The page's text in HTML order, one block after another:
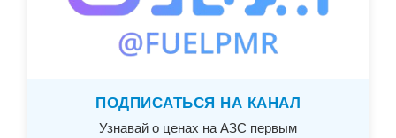
ПОДПИСАТЬСЯ НА КАНАЛ
Узнавай о ценах на АЗС первым